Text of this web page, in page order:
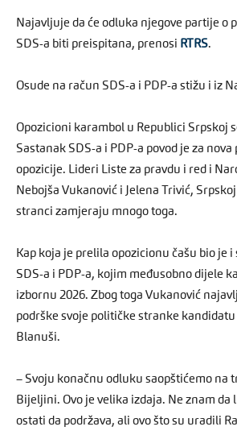
Najavljuje da će odluka njegove partije o
SDS-a biti preispitana, prenosi RTRS.
Osude na račun SDS-a i PDP-a stižu i iz
Opozicioni karambol u Republici Srpskoj
Sastanak SDS-a i PDP-a povod je za
opozicije. Lideri Liste za pravdu i red i
Nebojša Vukanović i Jelena Trivić,
stranci zamjeraju mnogo toga.
Kap koja je prelila opozicionu čašu bio je
SDS-a i PDP-a, kojim međusobno dijele
izbornu 2026. Zbog toga Vukanović
podrške svoje političke stranke
Blanuši.
– Svoju konačnu odluku saopštićemo na
Bijeljini. Ovo je velika izdaja. Ne znam da
ostati da podržava, ali ovo što su uradili